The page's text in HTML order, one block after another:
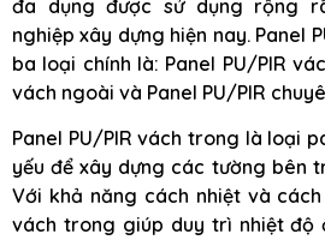
đa dụng được sử dụng rộng
nghiệp xây dựng hiện nay. Panel
ba loại chính là: Panel PU/PIR
vách ngoài và Panel PU/PIR
Panel PU/PIR vách trong là loại
yếu để xây dựng các tường bên
Với khả năng cách nhiệt và
vách trong giúp duy trì nhiệt độ